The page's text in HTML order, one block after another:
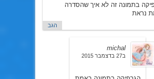
בתמונה זה לא איך שהסדרה
נראת
הגב
michal
ב27 בדצמבר 2015